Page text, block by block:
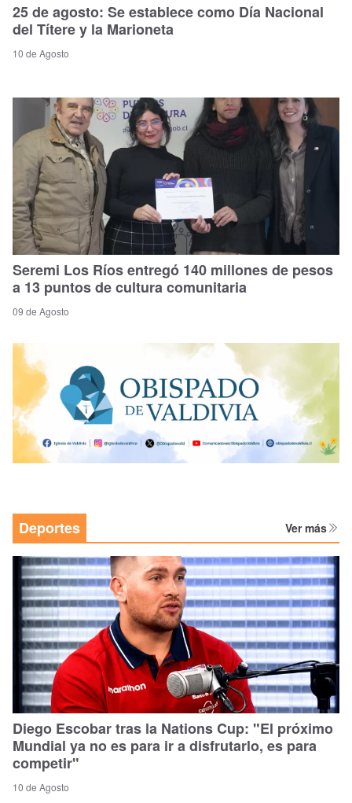
25 de agosto: Se establece como Día Nacional
del Títere y la Marioneta
10 de Agosto
Seremi Los Ríos entregó 140 millones de pesos
a 13 puntos de cultura comunitaria
09 de Agosto
Deportes Ver más
Diego Escobar tras la Nations Cup: "El próximo
Mundial ya no es para ir a disfrutarlo, es para
competir"
10 de Agosto